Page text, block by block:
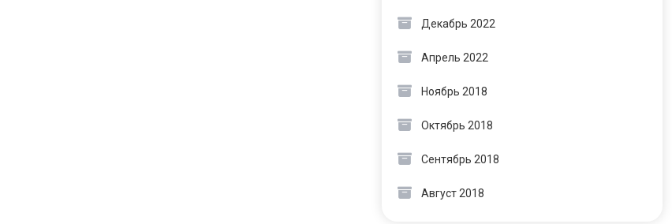
Декабрь 2022
Апрель 2022
Ноябрь 2018
Октябрь 2018
Сентябрь 2018
Август 2018